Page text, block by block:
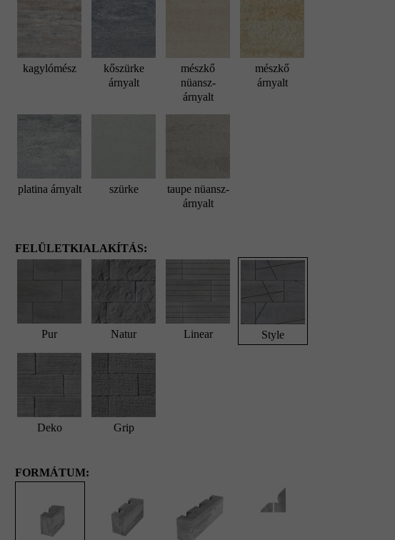
kagylómész
kőszürke
árnyalt
mészkő
nüansz-
árnyalt
mészkő
árnyalt
platina árnyalt szürke
taupe nüansz-
árnyalt
FELÜLETKIALAKÍTÁS:
Pur Natur Linear Style
Deko Grip
FORMÁTUM: